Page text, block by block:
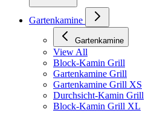
Gartenkamine
Gartenkamine
View All
Block-Kamin Grill
Gartenkamine Grill
Gartenkamine Grill XS
Durchsicht-Kamin Grill
Block-Kamin Grill XL